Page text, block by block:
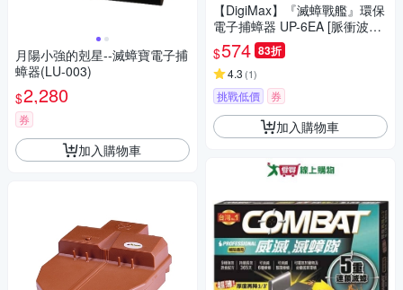
月陽小強的剋星--滅蟑寶電子捕
蟑器(LU-003)
$2,280
券
加入購物車
【DigiMax】『滅蟑戰艦』環保
電子捕蟑器 UP-6EA [脈衝波電
擊滅蟑] [居家必備]
$574 83折
4.3 (1)
挑戰低價 券
加入購物車